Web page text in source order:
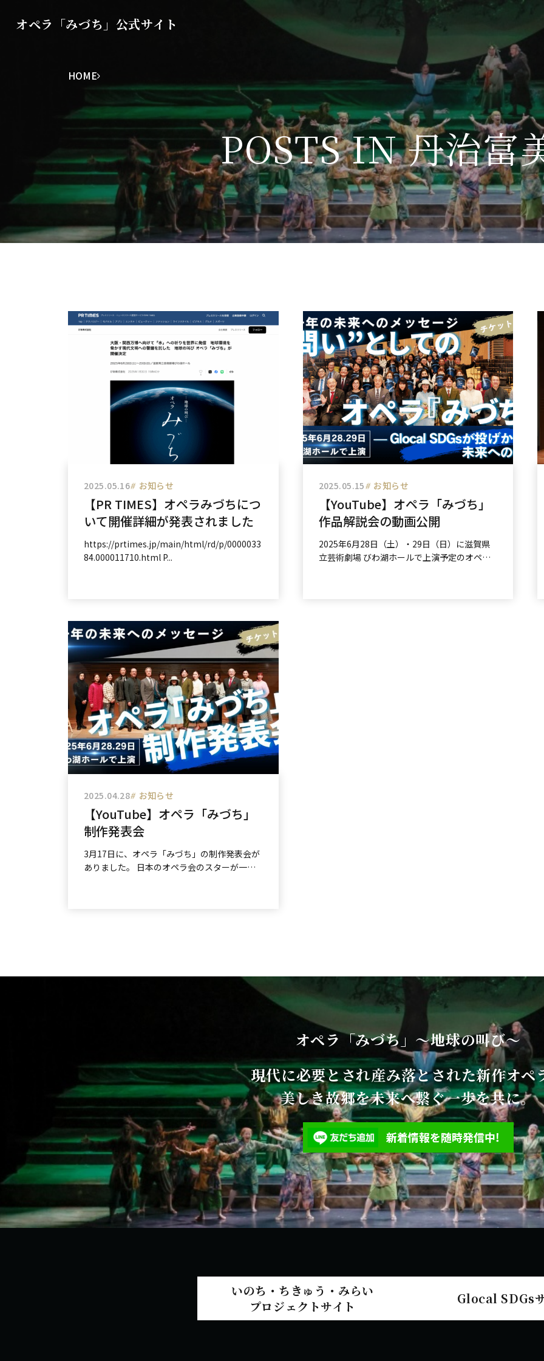
オペラ「みづち」公式サイト
HOME
POSTS IN 丹治富
2025.05.16# お知らせ
【PR TIMES】オペラみづちにつ
いて開催詳細が発表されました
https://prtimes.jp/main/html/rd/p/0000033
84.000011710.html P...
2025.05.15# お知らせ
【YouTube】オペラ「みづち」
作品解説会の動画公開
2025年6月28日（土）・29日（日）に滋賀県
立芸術劇場 びわ湖ホールで上演予定のオペラ
2025.04.28# お知らせ
【YouTube】オペラ「みづち」
制作発表会
3月17日に、オペラ「みづち」の制作発表会が
ありました。 日本のオペラ会のスターが一堂
オペラ「みづち」〜地球の叫び〜
現代に必要とされ産み落とされた新作オペ
美しき故郷を未来へ繋ぐ一歩を共に。
いのち・ちきゅう・みらい
プロジェクトサイト
Glocal SDGs